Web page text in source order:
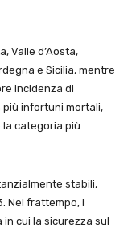
Valle d’Aosta,
e Sicilia, mentre
incidenza di
più infortuni mortali,
categoria più
stabili,
Nel frattempo, i
cui la sicurezza sul